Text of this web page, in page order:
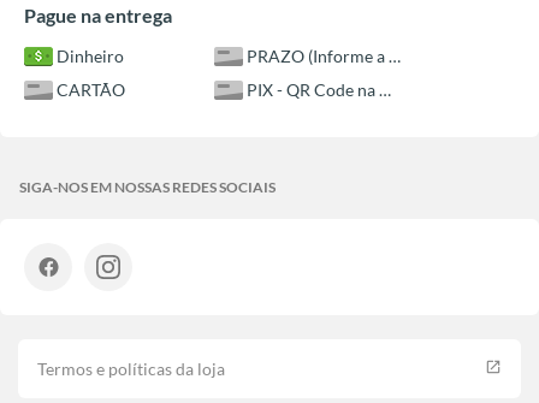
Pague na entrega
Dinheiro
PRAZO (Informe a conta ao motoboy)
CARTÃO
PIX - QR Code na maquininha
SIGA-NOS EM NOSSAS REDES SOCIAIS
Termos e políticas da loja launch